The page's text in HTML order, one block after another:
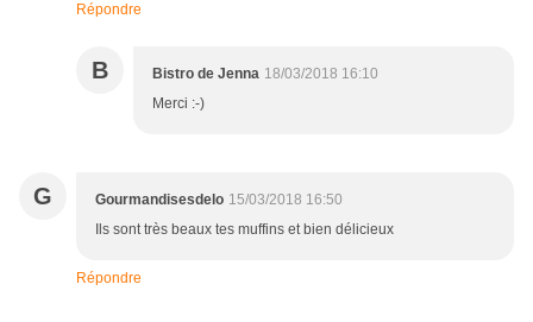
Répondre
B Bistro de Jenna 18/03/2018 16:10
Merci :-)
G Gourmandisesdelo 15/03/2018 16:50
Ils sont très beaux tes muffins et bien délicieux
Répondre